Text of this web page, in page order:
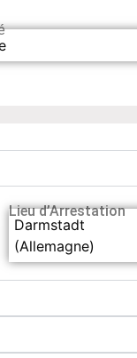
Lieu d’Arrestation
Darmstadt
(Allemagne)